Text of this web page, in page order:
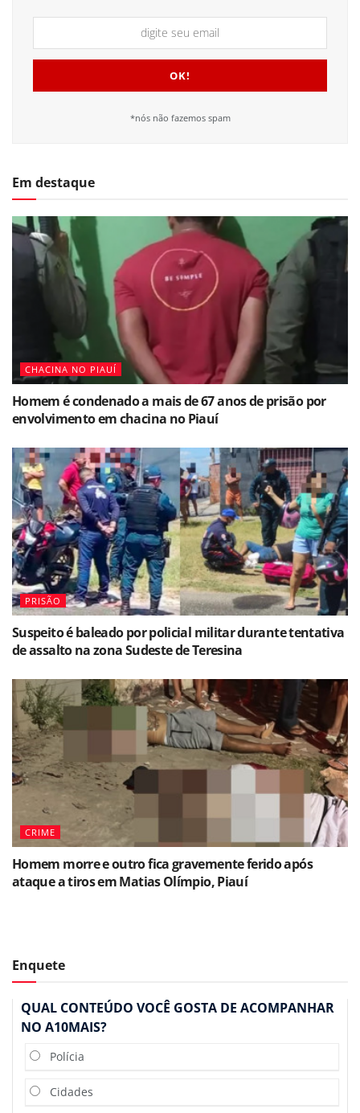
*nós não fazemos spam
Em destaque
CHACINA NO PIAUÍ
Homem é condenado a mais de 67 anos de prisão por
envolvimento em chacina no Piauí
PRISÃO
Suspeito é baleado por policial militar durante tentativa
de assalto na zona Sudeste de Teresina
CRIME
Homem morre e outro fica gravemente ferido após
ataque a tiros em Matias Olímpio, Piauí
Enquete
QUAL CONTEÚDO VOCÊ GOSTA DE ACOMPANHAR
NO A10MAIS?
Polícia
Cidades